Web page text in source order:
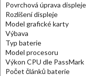
Povrchová úprava displeje
Rozlišení displeje
Model grafické karty
Výbava
Typ baterie
Model procesoru
Výkon CPU dle PassMark
Počet článků baterie